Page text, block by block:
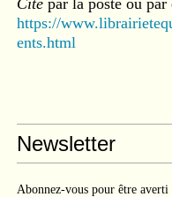
Citépar la poste ou par
https://
ents.html
Newsletter
Abonnez-vous pour être averti